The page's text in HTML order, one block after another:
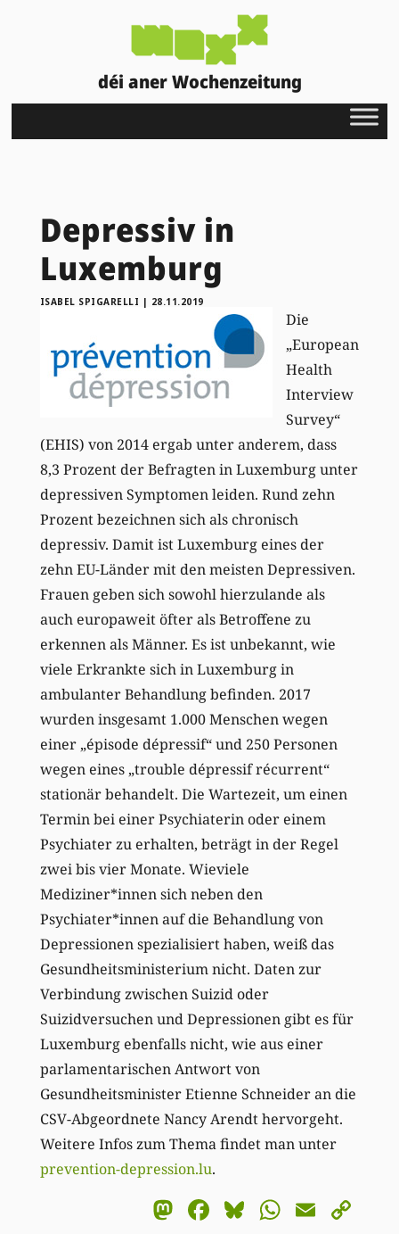
déi aner Wochenzeitung
Depressiv in
Luxemburg
ISABEL SPIGARELLI | 28.11.2019
Die
„European
Health
Interview
Survey“
(EHIS) von 2014 ergab unter anderem, dass
8,3 Prozent der Befragten in Luxemburg unter
depressiven Symptomen leiden. Rund zehn
Prozent bezeichnen sich als chronisch
depressiv. Damit ist Luxemburg eines der
zehn EU-Länder mit den meisten Depressiven.
Frauen geben sich sowohl hierzulande als
auch europaweit öfter als Betroffene zu
erkennen als Männer. Es ist unbekannt, wie
viele Erkrankte sich in Luxemburg in
ambulanter Behandlung befinden. 2017
wurden insgesamt 1.000 Menschen wegen
einer „épisode dépressif“ und 250 Personen
wegen eines „trouble dépressif récurrent“
stationär behandelt. Die Wartezeit, um einen
Termin bei einer Psychiaterin oder einem
Psychiater zu erhalten, beträgt in der Regel
zwei bis vier Monate. Wieviele
Mediziner*innen sich neben den
Psychiater*innen auf die Behandlung von
Depressionen spezialisiert haben, weiß das
Gesundheitsministerium nicht. Daten zur
Verbindung zwischen Suizid oder
Suizidversuchen und Depressionen gibt es für
Luxemburg ebenfalls nicht, wie aus einer
parlamentarischen Antwort von
Gesundheitsminister Etienne Schneider an die
CSV-Abgeordnete Nancy Arendt hervorgeht.
Weitere Infos zum Thema findet man unter
prevention-depression.lu.
Mastodon
Facebook
BlueskyEmail